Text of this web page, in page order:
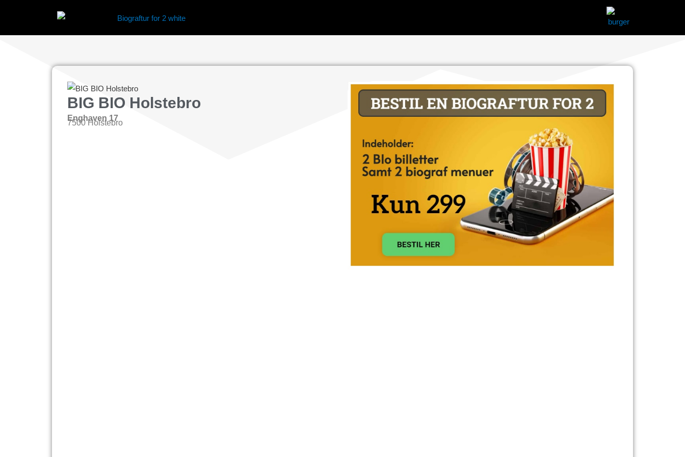
BIG BIO Holstebro
Enghaven 17
7500 Holstebro